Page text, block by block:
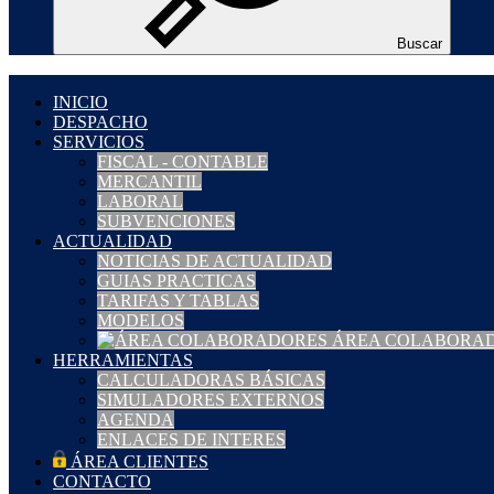
Buscar
INICIO
DESPACHO
SERVICIOS
FISCAL - CONTABLE
MERCANTIL
LABORAL
SUBVENCIONES
ACTUALIDAD
NOTICIAS DE ACTUALIDAD
GUIAS PRACTICAS
TARIFAS Y TABLAS
MODELOS
ÁREA
HERRAMIENTAS
CALCULADORAS BÁSICAS
SIMULADORES EXTERNOS
AGENDA
ENLACES DE INTERES
ÁREA CLIENTES
CONTACTO